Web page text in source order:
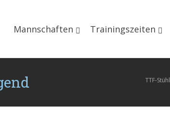
Mannschaften Trainingszeiten
TTF-